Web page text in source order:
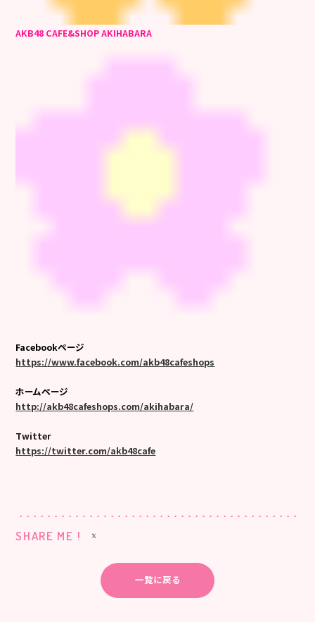
AKB48 CAFE&SHOP AKIHABARA
Facebookページ
https://www.facebook.com/akb48cafeshops
ホームページ
http://akb48cafeshops.com/akihabara/
Twitter
https://twitter.com/akb48cafe
SHARE ME !
一覧に戻る